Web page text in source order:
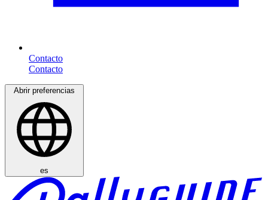
Contacto
Abrir preferencias
es